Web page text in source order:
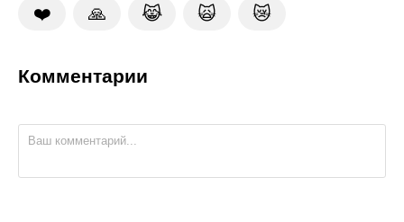
❤️ 🙏 😹 🙀 😿
Комментарии